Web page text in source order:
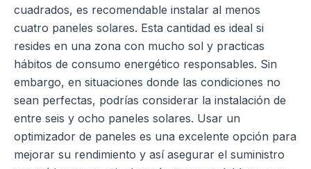
cuadrados, es recomendable instalar al menos
cuatro paneles solares. Esta cantidad es ideal si
resides en una zona con mucho sol y practicas
hábitos de consumo energético responsables. Sin
embargo, en situaciones donde las condiciones no
sean perfectas, podrías considerar la instalación de
entre seis y ocho paneles solares. Usar un
optimizador de paneles es una excelente opción para
mejorar su rendimiento y así asegurar el suministro